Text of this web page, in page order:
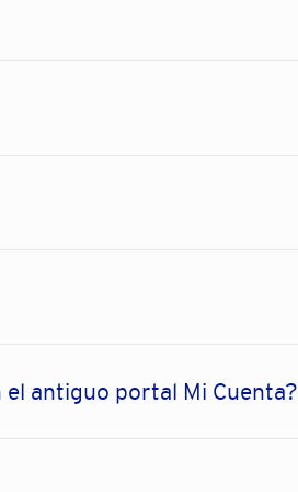
antiguo portal Mi Cuenta?